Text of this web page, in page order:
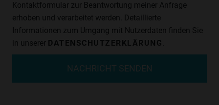
Kontaktformular zur Beantwortung meiner Anfrage
erhoben und verarbeitet werden. Detaillierte
Informationen zum Umgang mit Nutzerdaten finden Sie
in unserer DATENSCHUTZERKLÄRUNG
NACHRICHT SENDEN